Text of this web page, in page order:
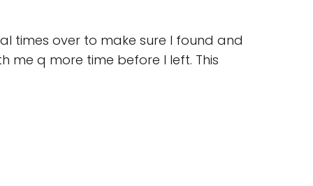
times over to make sure I found and
me q more time before I left. This